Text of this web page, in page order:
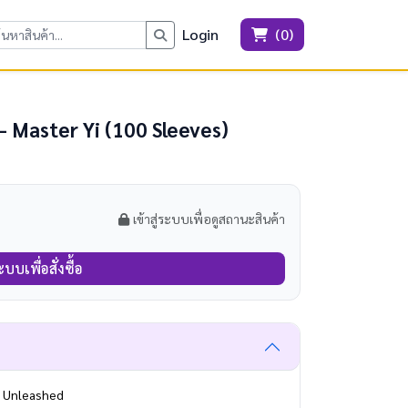
Login (0)
Master Yi (100 Sleeves)
เข้าสู่ระบบเพื่อดูสถานะสินค้า
บบเพื่อสั่งซื้อ